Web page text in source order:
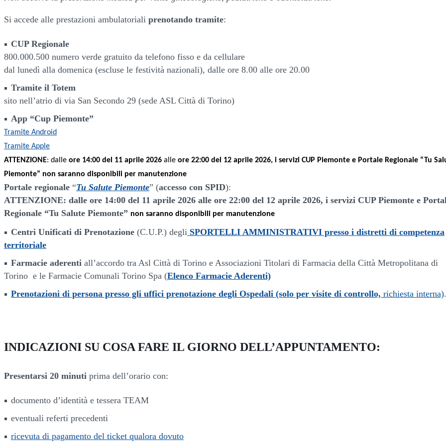
Si accede alle prestazioni ambulatoriali prenotando tramite:
CUP Regionale
800.000.500 numero verde gratuito da telefono fisso e da cellulare
dal lunedì alla domenica (escluse le festività nazionali), dalle ore 8.00 alle ore 20.00
Tramite il Totem
sito nell’atrio di via San Secondo 29 (sede ASL Città di Torino)
App “Cup Piemonte”
Tramite Android
Tramite Apple
ATTENZIONE: dalle ore 14:00 del 11 aprile 2026 alle ore 22:00 del 12 aprile 2026, i servizi CUP Piemonte e Portale Regionale “Tu
Piemonte” non saranno disponibili per manutenzione
Portale regionale “Tu Salute Piemonte” (accesso con SPID):
ATTENZIONE: dalle ore 14:00 del 11 aprile 2026 alle ore 22:00 del 12 aprile 2026, i servizi CUP Piemonte e
Regionale “Tu Salute Piemonte” non saranno disponibili per manutenzione
Centri Unificati di Prenotazione (C.U.P.) degli SPORTELLI AMMINISTRATIVI presso i distretti di competenza
territoriale
Farmacie aderenti all’accordo tra Asl Città di Torino e Associazioni Titolari di Farmacia della Città Metropolitana di
Torino e le Farmacie Comunali Torino Spa (Elenco Farmacie Aderenti)
Prenotazioni di persona presso gli uffici prenotazione degli Ospedali (solo per visite di controllo, richiesta interna).
INDICAZIONI SU COSA FARE IL GIORNO DELL’APPUNTAMENTO:
Presentarsi 20 minuti prima dell’orario con:
documento d’identità e tessera TEAM
eventuali referti precedenti
ricevuta di pagamento del ticket qualora dovuto